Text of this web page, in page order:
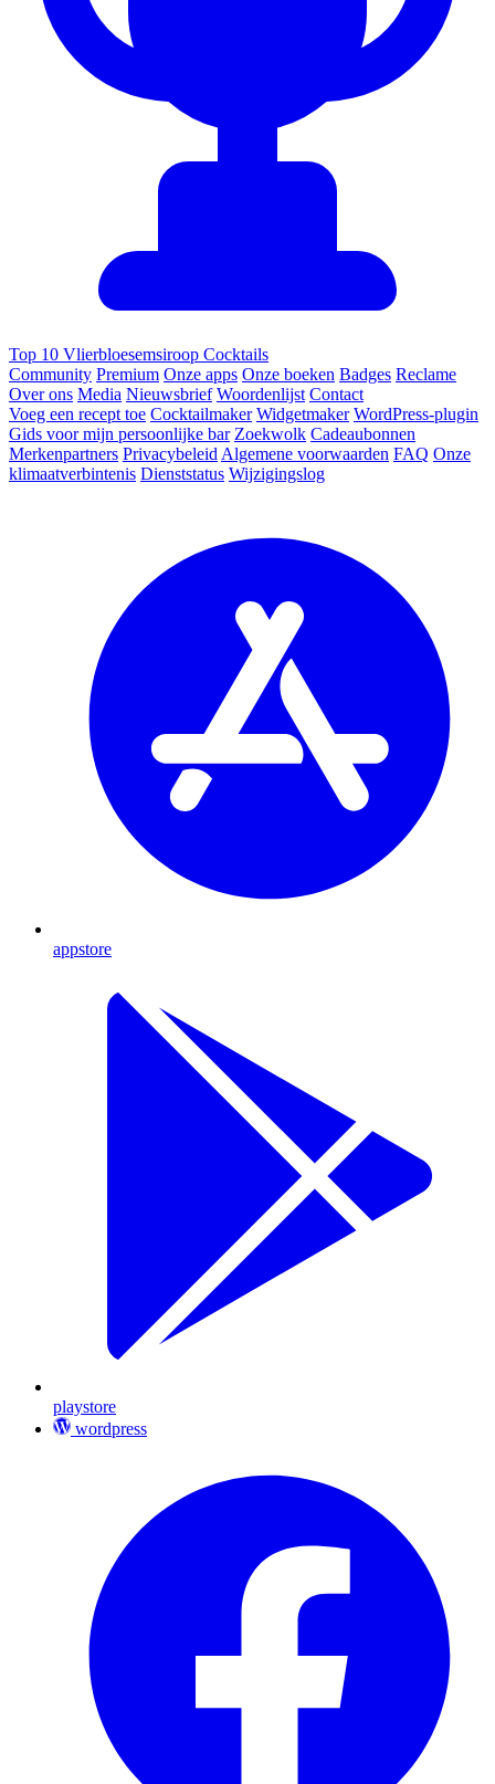
Top 10 Vlierbloesemsiroop Cocktails
Community Premium Onze apps Onze boeken Badges Reclame
Over ons Media Nieuwsbrief Woordenlijst Contact
Voeg een recept toe Cocktailmaker Widgetmaker WordPress-plugin
Gids voor mijn persoonlijke bar Zoekwolk Cadeaubonnen
Merkenpartners Privacybeleid Algemene voorwaarden FAQ Onze
klimaatverbintenis Dienststatus Wijzigingslog
appstore
playstore
wordpress